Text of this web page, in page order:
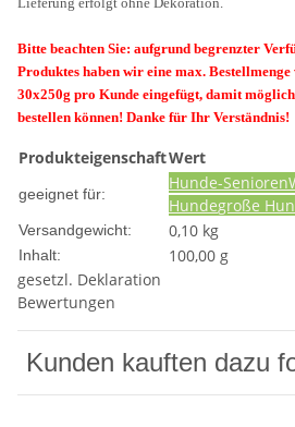
Bitte beachten Sie: aufgrund begrenzter
Produktes haben wir eine max. Bestellmenge
30x250g pro Kunde eingefügt, damit
bestellen können! Danke für Ihr Verständnis!
ProdukteigenschaftWert
geeignet für:
Hunde-Senioren
Hundegroße
Versandgewicht: 0,10 kg
Inhalt:
100,00 g
gesetzl. Deklaration
Bewertungen
Kunden kauften dazu